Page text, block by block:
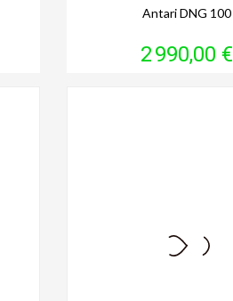
Antari DNG 100
Prix
2 990,00 €